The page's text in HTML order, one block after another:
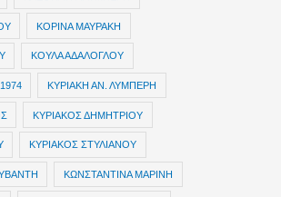
ΚΟΡΙΝΑ ΜΑΥΡΑΚΗ
ΚΟΥΛΑ ΑΔΑΛΟΓΛΟΥ
ΚΥΡΙΑΚΗ ΑΝ. ΛΥΜΠΕΡΗ
ΚΥΡΙΑΚΟΣ ΔΗΜΗΤΡΙΟΥ
ΚΥΡΙΑΚΟΣ ΣΤΥΛΙΑΝΟΥ
ΚΩΝΣΤΑΝΤΙΝΑ ΜΑΡΙΝΗ